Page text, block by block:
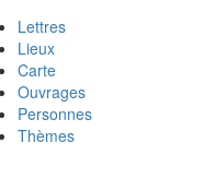
Lettres
Lieux
Carte
Ouvrages
Personnes
Thèmes